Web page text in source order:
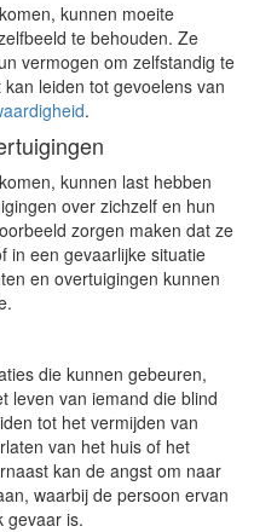
kunnen moeite
te behouden. Ze
vermogen om zelfstandig te
leiden tot gevoelens van
.
kunnen last hebben
over zichzelf en hun
zorgen maken dat ze
in een gevaarlijke situatie
en overtuigingen kunnen
die kunnen gebeuren,
leven van iemand die blind
tot het vermijden van
van het huis of het
kan de angst om naar
waarbij de persoon ervan
gevaar is.